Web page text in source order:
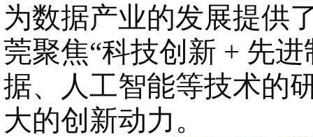
为数据产业的发展提供
莞聚焦“科技创新 + 先
据、人工智能等技术的
大的创新动力。